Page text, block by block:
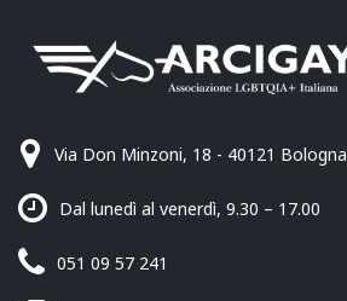
Via Don Minzoni, 18 - 40121 Bologna
Dal lunedì al venerdì, 9.30 – 17.00
051 09 57 241